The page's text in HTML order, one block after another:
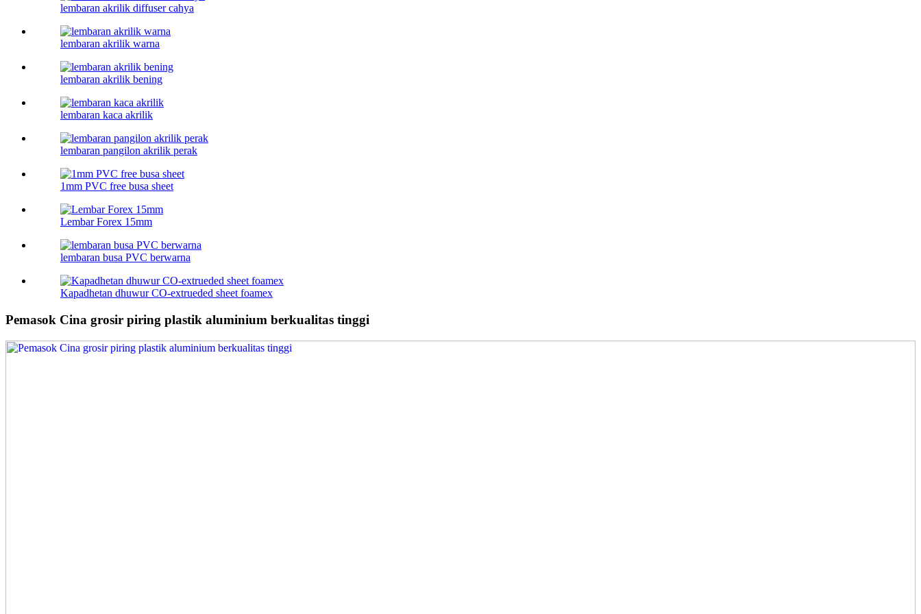
lembaran akrilik diffuser cahya
lembaran akrilik warna
lembaran akrilik bening
lembaran kaca akrilik
lembaran pangilon akrilik perak
1mm PVC free busa sheet
Lembar Forex 15mm
lembaran busa PVC berwarna
Kapadhetan dhuwur CO-extrueded sheet foamex
Pemasok Cina grosir piring plastik aluminium berkualitas tinggi